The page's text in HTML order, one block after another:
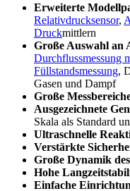
Erweiterte
Relativdrucksensor,
Druckmittlern
Große Auswahl an
Durchflussmessung
Füllstandsmessung,
Gasen und Dampf
Große
Ausgezeichnete
Skala als Standard
Ultraschnelle
Verstärkte
Große Dynamik
Hohe
Einfache